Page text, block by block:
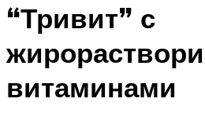
“Тривит” с
витаминами